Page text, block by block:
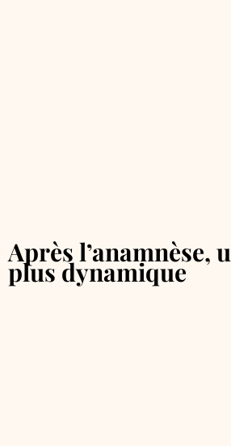
Après l’anamnèse,
plus dynamique